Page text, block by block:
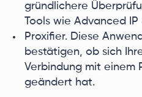
gründlichere
Tools wie Advanced
Proxifier. Diese
bestätigen, ob sich
Verbindung mit einem
geändert hat.